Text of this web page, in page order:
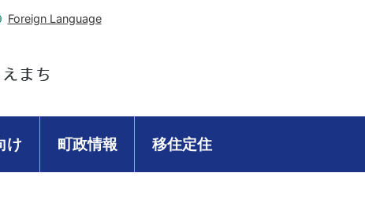
Foreign Language
け 町政情報 移住定住